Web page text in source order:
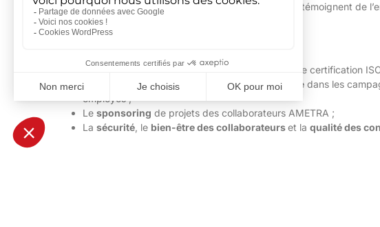
Les actions menées et projections pour l’année à venir témoignent de
:
Une démarched’amélioration continue , de notre certification
L’intégration de ladimension environnementale dans les
employés ;
Le sponsoring de projets des collaborateurs AMETRA ;
La sécurité , le bien-être des collaborateurset la qualité des